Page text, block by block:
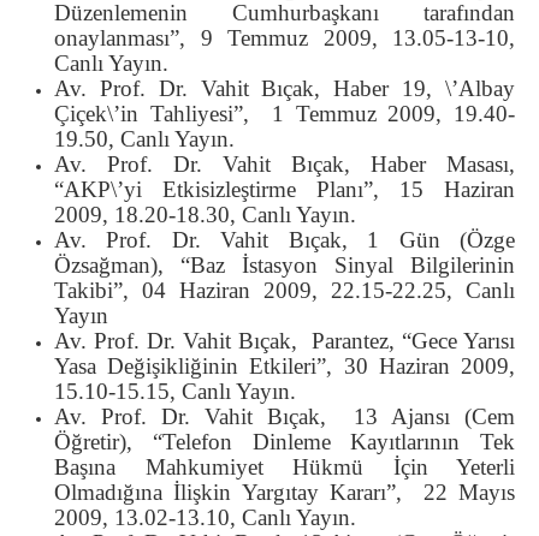
Düzenlemenin Cumhurbaşkanı tarafından
onaylanması”, 9 Temmuz 2009, 13.05-13-10,
Canlı Yayın.
Av. Prof. Dr. Vahit Bıçak, Haber 19, \’Albay
Çiçek\’in Tahliyesi”, 1 Temmuz 2009, 19.40-
19.50, Canlı Yayın.
Av. Prof. Dr. Vahit Bıçak, Haber Masası,
“AKP\’yi Etkisizleştirme Planı”, 15 Haziran
2009, 18.20-18.30, Canlı Yayın.
Av. Prof. Dr. Vahit Bıçak, 1 Gün (Özge
Özsağman), “Baz İstasyon Sinyal Bilgilerinin
Takibi”, 04 Haziran 2009, 22.15-22.25, Canlı
Yayın
Av. Prof. Dr. Vahit Bıçak, Parantez, “Gece Yarısı
Yasa Değişikliğinin Etkileri”, 30 Haziran 2009,
15.10-15.15, Canlı Yayın.
Av. Prof. Dr. Vahit Bıçak, 13 Ajansı (Cem
Öğretir), “Telefon Dinleme Kayıtlarının Tek
Başına Mahkumiyet Hükmü İçin Yeterli
Olmadığına İlişkin Yargıtay Kararı”, 22 Mayıs
2009, 13.02-13.10, Canlı Yayın.